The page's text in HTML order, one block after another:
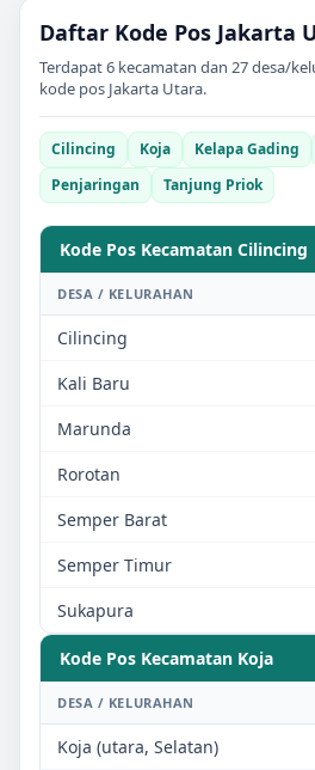
Daftar Kode Pos Jakarta
Terdapat6 kecamatan dan 27desa/
kode pos Jakarta Utara.
Cilincing Koja Kelapa Gading
Penjaringan
Tanjung Priok
Kode Pos Kecamatan Cilincing
DESA / KELURAHAN
Cilincing
Kali Baru
Marunda
Rorotan
Semper Barat
Semper Timur
Sukapura
Kode Pos Kecamatan Koja
DESA / KELURAHAN
Koja (utara, Selatan)